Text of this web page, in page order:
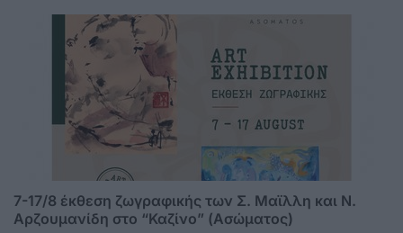
7-17/8 έκθεση ζωγραφικής των Σ. Μαϊλλη και Ν.
Αρζουμανίδη στο “Καζίνο” (Ασώματος)